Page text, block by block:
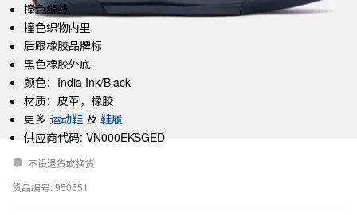
撞色缝线
撞色织物内里
后跟橡胶品牌标
黑色橡胶外底
颜色：India Ink/Black
材质：皮革，橡胶
更多 运动鞋 及 鞋履
供应商代码: VN000EKSGED
不设退货或换货
货品编号: 950551